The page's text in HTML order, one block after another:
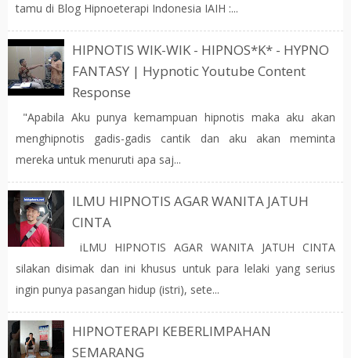
tamu di Blog Hipnoeterapi Indonesia IAIH :...
HIPNOTIS WIK-WIK - HIPNOS*K* - HYPNO
FANTASY | Hypnotic Youtube Content
Response
"Apabila Aku punya kemampuan hipnotis maka aku akan
menghipnotis gadis-gadis cantik dan aku akan meminta
mereka untuk menuruti apa saj...
ILMU HIPNOTIS AGAR WANITA JATUH
CINTA
iLMU HIPNOTIS AGAR WANITA JATUH CINTA
silakan disimak dan ini khusus untuk para lelaki yang serius
ingin punya pasangan hidup (istri), sete...
HIPNOTERAPI KEBERLIMPAHAN
SEMARANG